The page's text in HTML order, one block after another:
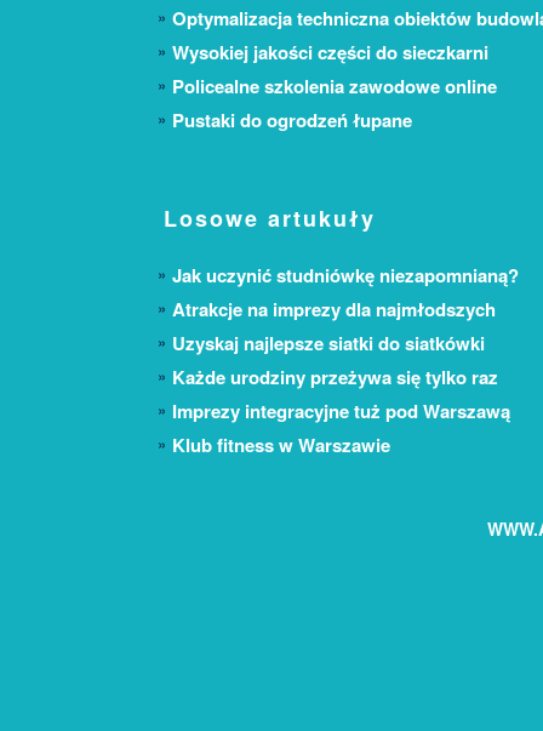
Optymalizacja techniczna obiektów
Wysokiej jakości części do sieczkarni
Policealne szkolenia zawodowe online
Pustaki do ogrodzeń łupane
Losowe artukuły
Jak uczynić studniówkę niezapomnianą?
Atrakcje na imprezy dla najmłodszych
Uzyskaj najlepsze siatki do siatkówki
Każde urodziny przeżywa się tylko raz
Imprezy integracyjne tuż pod Warszawą
Klub fitness w Warszawie